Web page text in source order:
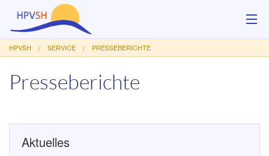
Über uns
Hilfsangebote
Service
HPVSH SERVICE PRESSEBERICHTE
Presseberichte
Aktuelles